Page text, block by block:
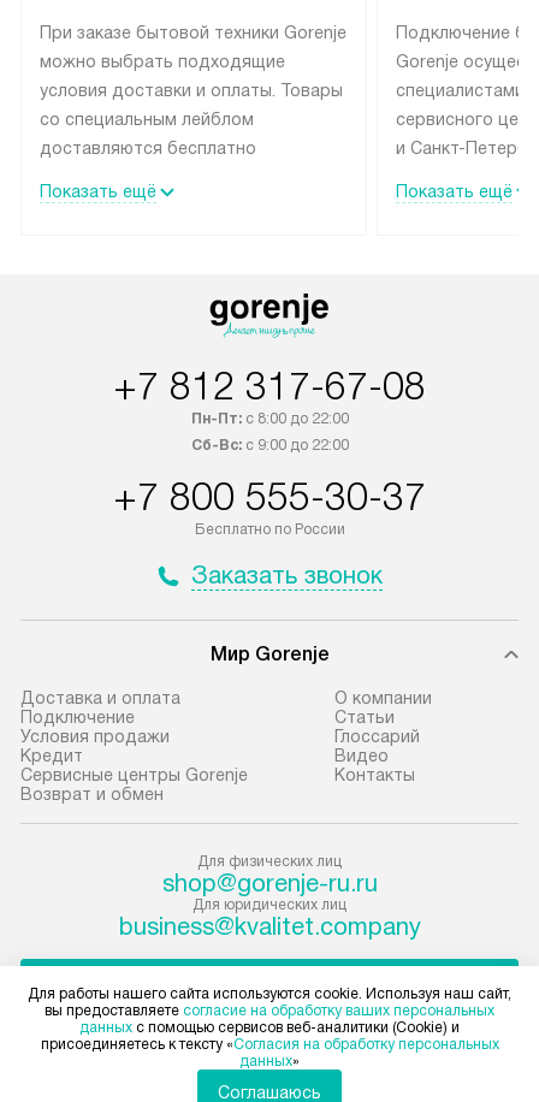
При заказе бытовой техники Gorenje
можно выбрать подходящие
условия доставки и оплаты. Товары
со специальным лейблом
доставляются бесплатно
до подъезда, выезд за МКАД
в течение трех дней. Доставка
регионы осуществляется через
100% предоплаты наша компания
до представительства
транспортной компании в городе
условия доставки у менеджера при
В оговоренный день служба
прибор до подъезда. Если
требуется переместить прибор
до двери квартиры или до места
установки, пожалуйста,
с менеджером. За данную услугу
взимается дополнительная плата.
Учитывайте габариты прибора, если
то сотрудники транспортной
службы не могут демонтировать
дверцы, ручки или другие
выступающие элементы, так как
Показать ещё
Подключение
Gorenje
специалистами
сервисного
и Санкт-
подключается
подключения к
определяется
снятие упаковки
отдельных
монтируется в
Производится
установку не
коммуникаций,
Показать ещё
+7 812 317-67-08
Пн-Пт:с 8:00 до 22:00
Сб-Вс:с 9:00 до 22:00
+7 800 555-30-37
Бесплатно по России
Заказать звонок
Мир Gorenje
Доставка и оплата
Подключение
Условия продажи
Кредит
Сервисные центры Gorenje
Возврат и обмен
О компании
Cтатьи
Глоссарий
Видео
Контакты
Для физических лиц
shop@gorenje-ru.ru
Для юридических лиц
business@kvalitet.company
Политика конфиденциальности
Условия продажи
Карта сайта
Для работы нашего сайта используются cookie. Используя наш сайт,
вы предоставляете согласие на обработку ваших персональных
данных с помощью сервисов веб-аналитики (Cookie) и
присоединяетесь к тексту «Согласия на обработку персональных
данных»
Соглашаюсь